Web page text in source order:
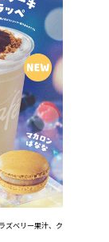
ズベリー果汁、ク